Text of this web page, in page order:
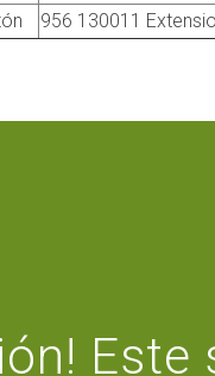
956 130011